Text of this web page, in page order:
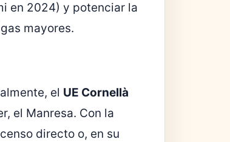
en 2024) y potenciar la
mayores.
el UE Cornellà
el Manresa. Con la
directo o, en su